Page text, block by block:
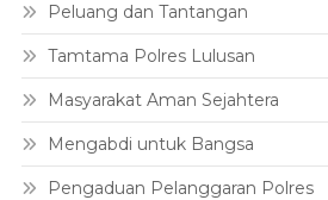
Peluang dan Tantangan
Tamtama Polres Lulusan
Masyarakat Aman Sejahtera
Mengabdi untuk Bangsa
Pengaduan Pelanggaran Polres